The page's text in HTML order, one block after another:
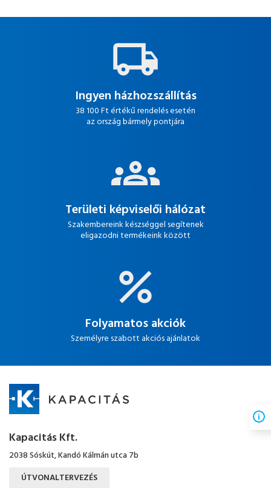
Ingyen házhozszállítás
38 100 Ft értékű rendelés esetén
az ország bármely pontjára
Területi képviselői hálózat
Szakembereink készséggel segítenek
eligazodni termékeink között
Folyamatos akciók
Személyre szabott akciós ajánlatok
Kapacitás Kft.
2038 Sóskút, Kandó Kálmán utca 7b
ÚTVONALTERVEZÉS